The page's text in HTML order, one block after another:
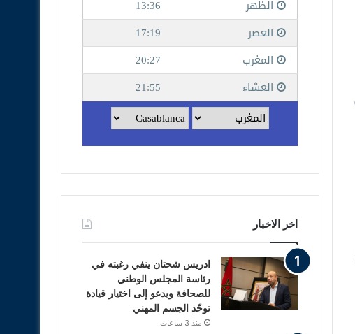
اخر الاخبار
ادريس شحتان ينفي رغبته في
رئاسة المجلس الوطني
للصحافة ويدعو إلى اختيار قيادة
توحّد الجسم المهني
منذ 3 ساعات